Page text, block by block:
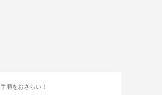
順をおさらい！